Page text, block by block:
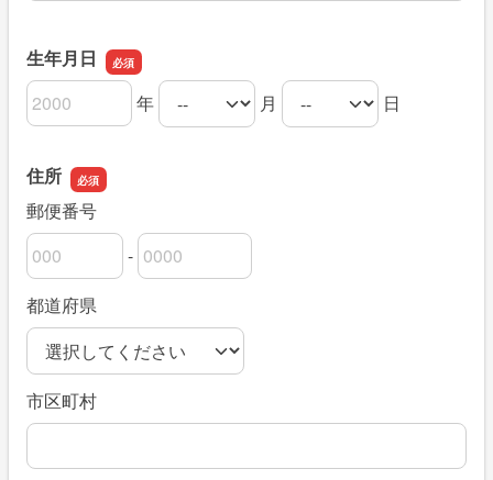
生年月日
生年月日の年 年
生年月日の月 月
生年月日の日 日
住所
郵便番号
郵便番号の上3桁
-
郵便番号の下4桁
都道府県
市区町村